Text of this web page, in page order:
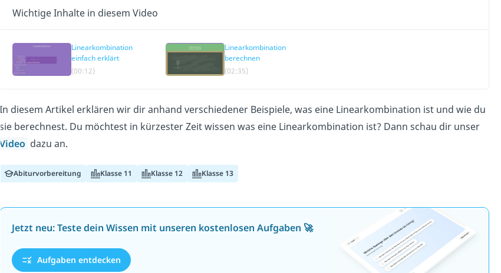
Wichtige Inhalte in diesem Video
Linearkombination
einfach erklärt
(00:12)
Linearkombination
berechnen
(02:35)
In diesem Artikel erklären wir dir anhand verschiedener Beispiele, was eine Linearkombination ist und wie du
sie berechnest. Du möchtest in kürzester Zeit wissen was eine Linearkombination ist? Dann schau dir unser
Video dazu an.
Abiturvorbereitung Klasse 11 Klasse 12 Klasse 13
Jetzt neu: Teste dein Wissen mit unseren kostenlosen Aufgaben 🚀
Aufgaben entdecken